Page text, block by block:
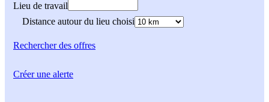
Lieu de travail
Distance autour du lieu choisi
Rechercherdes offres
Créer une alerte